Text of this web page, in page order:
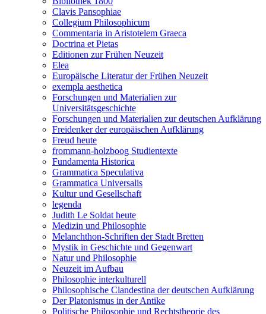
Clavis Pansophiae
Collegium Philosophicum
Commentaria in Aristotelem Graeca
Doctrina et Pietas
Editionen zur Frühen Neuzeit
Elea
Europäische Literatur der Frühen Neuzeit
exempla aesthetica
Forschungen und Materialien zur
Universitätsgeschichte
Forschungen und Materialien zur deutschen Aufklärung
Freidenker der europäischen Aufklärung
Freud heute
frommann-holzboog Studientexte
Fundamenta Historica
Grammatica Speculativa
Grammatica Universalis
Kultur und Gesellschaft
legenda
Judith Le Soldat heute
Medizin und Philosophie
Melanchthon-Schriften der Stadt Bretten
Mystik in Geschichte und Gegenwart
Natur und Philosophie
Neuzeit im Aufbau
Philosophie interkulturell
Philosophische Clandestina der deutschen Aufklärung
Der Platonismus in der Antike
Politische Philosophie und Rechtstheorie des